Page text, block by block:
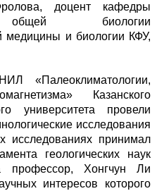
доцент кафедры
биологии
медицины и биологии КФУ,
«Палеоклиматологии,
Казанского
университета провели
исследования
исследованиях принимал
геологических наук
профессор, Хонгчун Ли
интересов которого